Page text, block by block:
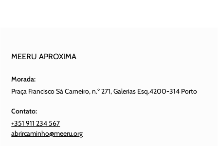
MEERU APROXIMA
Morada:
Praça Francisco Sá Carneiro, n.º 271, Galerias Esq.4200-314 Porto
Contato:
+351 911 234 567
abrircaminho@meeru.org